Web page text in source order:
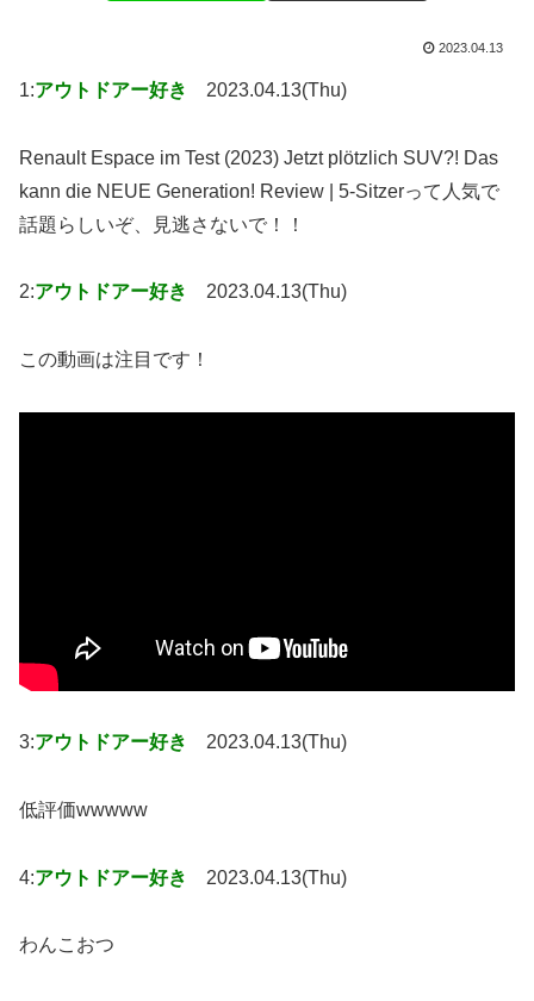
2023.04.13
1:アウトドアー好き 2023.04.13(Thu)
Renault Espace im Test (2023) Jetzt plötzlich SUV?! Das
kann die NEUE Generation! Review | 5-Sitzerって人気で
話題らしいぞ、見逃さないで！！
2:アウトドアー好き 2023.04.13(Thu)
この動画は注目です！
3:アウトドアー好き 2023.04.13(Thu)
低評価wwwww
4:アウトドアー好き 2023.04.13(Thu)
わんこおつ